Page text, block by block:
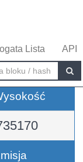
Lista API